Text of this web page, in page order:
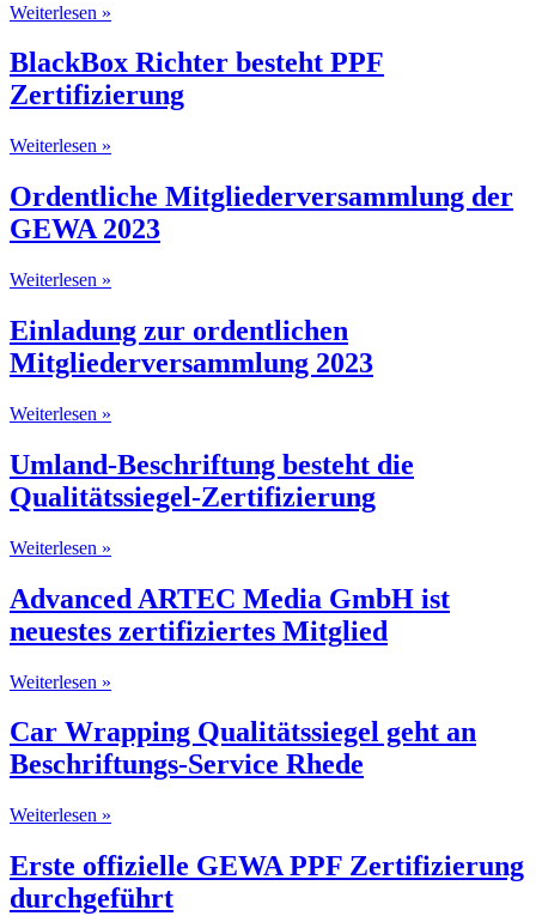
Weiterlesen »
BlackBox Richter besteht PPF
Zertifizierung
Weiterlesen »
Ordentliche Mitgliederversammlung der
GEWA 2023
Weiterlesen »
Einladung zur ordentlichen
Mitgliederversammlung 2023
Weiterlesen »
Umland-Beschriftung besteht die
Qualitätssiegel-Zertifizierung
Weiterlesen »
Advanced ARTEC Media GmbH ist
neuestes zertifiziertes Mitglied
Weiterlesen »
Car Wrapping Qualitätssiegel geht an
Beschriftungs-Service Rhede
Weiterlesen »
Erste offizielle GEWA PPF Zertifizierung
durchgeführt